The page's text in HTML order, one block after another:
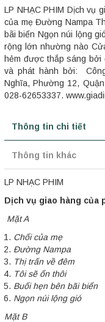
LP NHẠC PHIM Dịch
của mẹ Đường Nampa
bãi biển Ngọn núi lộng
rộng lớn nhường nào
hẻm được thắp sáng
và phát hành bởi:
Nghĩa, Phường 12,
028-62653337.
Thông tin chi tiết
Thông tin khác
LP NHẠC PHIM
Dịch vụ giao hàng
Mặt A
Chổi của mẹ
Đường Nampa
Thị trấn về đêm
Tôi sẽ ổn thôi
Buổi hẹn bên bãi biển
Ngọn núi lộng gió
Mặt B